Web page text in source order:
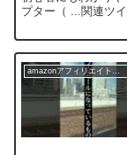
プター（ ...関連ツ